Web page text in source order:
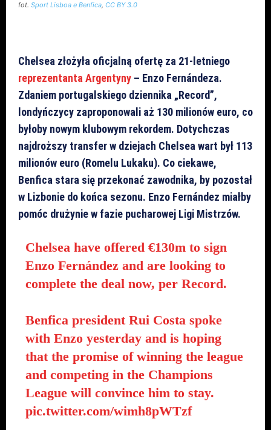
fot. Sport Lisboa e Benfica, CC BY 3.0
Chelsea złożyła oficjalną ofertę za 21-letniego
reprezentanta Argentyny – Enzo Fernándeza.
Zdaniem portugalskiego dziennika „Record”,
londyńczycy zaproponowali aż 130 milionów euro, co
byłoby nowym klubowym rekordem. Dotychczas
najdroższy transfer w dziejach Chelsea wart był 113
milionów euro (Romelu Lukaku). Co ciekawe,
Benfica stara się przekonać zawodnika, by pozostał
w Lizbonie do końca sezonu. Enzo Fernández miałby
pomóc drużynie w fazie pucharowej Ligi Mistrzów.
Chelsea have offered €130m to sign
Enzo Fernández and are looking to
complete the deal now, per Record.
Benfica president Rui Costa spoke
with Enzo yesterday and is hoping
that the promise of winning the league
and competing in the Champions
League will convince him to stay.
pic.twitter.com/wimh8pWTzf